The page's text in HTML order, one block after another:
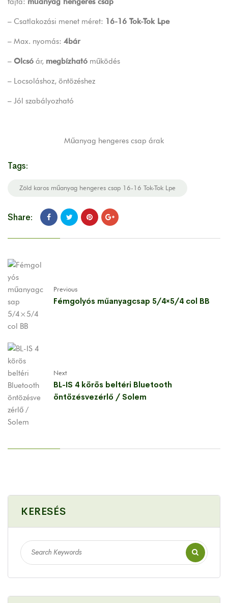
– Csatlakozási menet méret: 16-16 Tok-Tok Lpe
– Max. nyomás: 4bár
– Olcsó ár, megbízható működés
– Locsoláshoz, öntözéshez
– Jól szabályozható
Műanyag hengeres csap árak
Tags:
Zöld karos műanyag hengeres csap 16-16 Tok-Tok Lpe
Share:
Previous
Fémgolyós műanyagcsap 5/4×5/4 col BB
Next
BL-IS 4 körös beltéri Bluetooth
öntözésvezérlő / Solem
KERESÉS